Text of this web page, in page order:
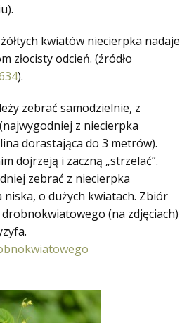
kwiatów niecierpka nadaje
złocisty odcień. (źródło
).
zebrać samodzielnie, z
z niecierpka
dorastająca do 3 metrów).
dojrzeją i zaczną „strzelać”.
zebrać z niecierpka
o dużych kwiatach. Zbiór
(na zdjęciach)